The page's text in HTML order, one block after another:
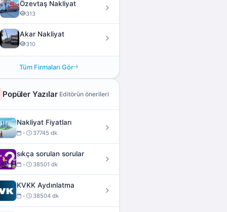
Özevtaş Nakliyat
313
Akar Nakliyat
310
Tüm Firmaları Gör
Popüler Yazılar Editörün önerileri
Nakliyat Fiyatları
• 37745 dk
sıkça sorulan sorular
• 38501 dk
KVKK Aydınlatma
• 38504 dk